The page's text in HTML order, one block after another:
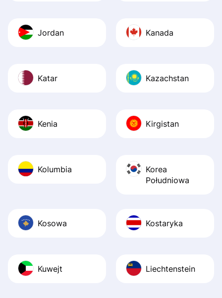
Jordan Kanada
Katar Kazachstan
Kenia Kirgistan
Kolumbia
Korea
Południowa
Kosowa Kostaryka
Kuwejt Liechtenstein